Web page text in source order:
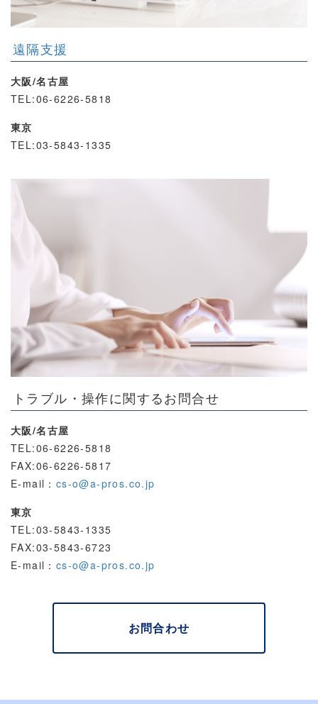
遠隔支援
大阪/名古屋
TEL:06-6226-5818
東京
TEL:03-5843-1335
トラブル・操作に関するお問合せ
大阪/名古屋
TEL:06-6226-5818
FAX:06-6226-5817
E-mail： cs-o@a-pros.co.jp
東京
TEL:03-5843-1335
FAX:03-5843-6723
E-mail： cs-o@a-pros.co.jp
お問合わせ